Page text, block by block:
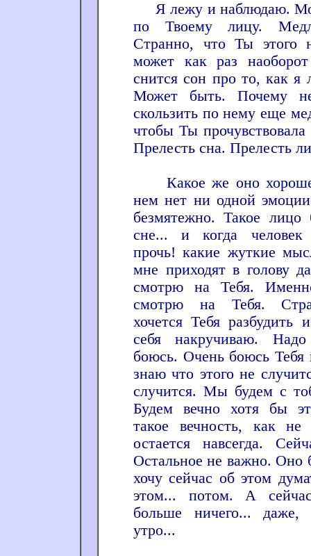
Я лежу и наблюдаю.
по Твоему лицу.
Странно, что Ты этого
может как раз
снится сон про то, как я
Может быть. Почему
скользить по нему еще
чтобы Ты
Прелесть сна. Прелесть
Какое же оно
нем нет ни одной
безмятежно. Такое лицо
сне... и когда
прочь! какие жуткие
мне приходят в голову
смотрю на Тебя.
смотрю на Тебя.
хочется Тебя разбудить
себя накручиваю.
боюсь. Очень боюсь Тебя
знаю что этого не
случится. Мы будем с
Будем вечно хотя бы
такое вечность, как
остается навсегда.
Остальное не важно. Оно
хочу сейчас об этом
этом... потом. А
больше ничего... даже,
утро...